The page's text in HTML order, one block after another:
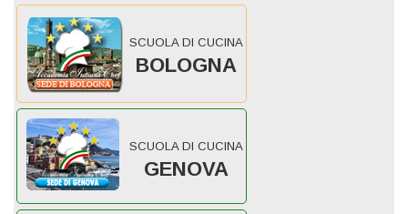
SCUOLA DI CUCINA
BOLOGNA
SCUOLA DI CUCINA
GENOVA